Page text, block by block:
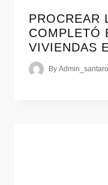
PROCREAR
COMPLETÓ
VIVIENDAS
By